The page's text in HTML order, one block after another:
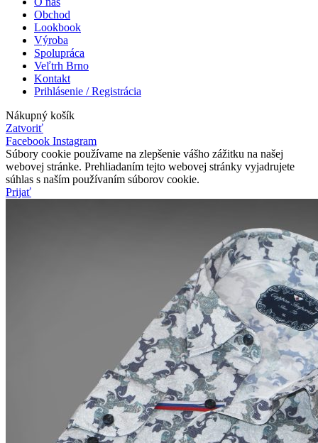
Obchod
Lookbook
Výroba
Spolupráca
Veľtrh Brno
Kontakt
Prihlásenie / Registrácia
Nákupný košík
Zatvoriť
Facebook Instagram
Súbory cookie používame na zlepšenie vášho zážitku na našej
webovej stránke. Prehliadaním tejto webovej stránky vyjadrujete
súhlas s naším používaním súborov cookie.
Prijať